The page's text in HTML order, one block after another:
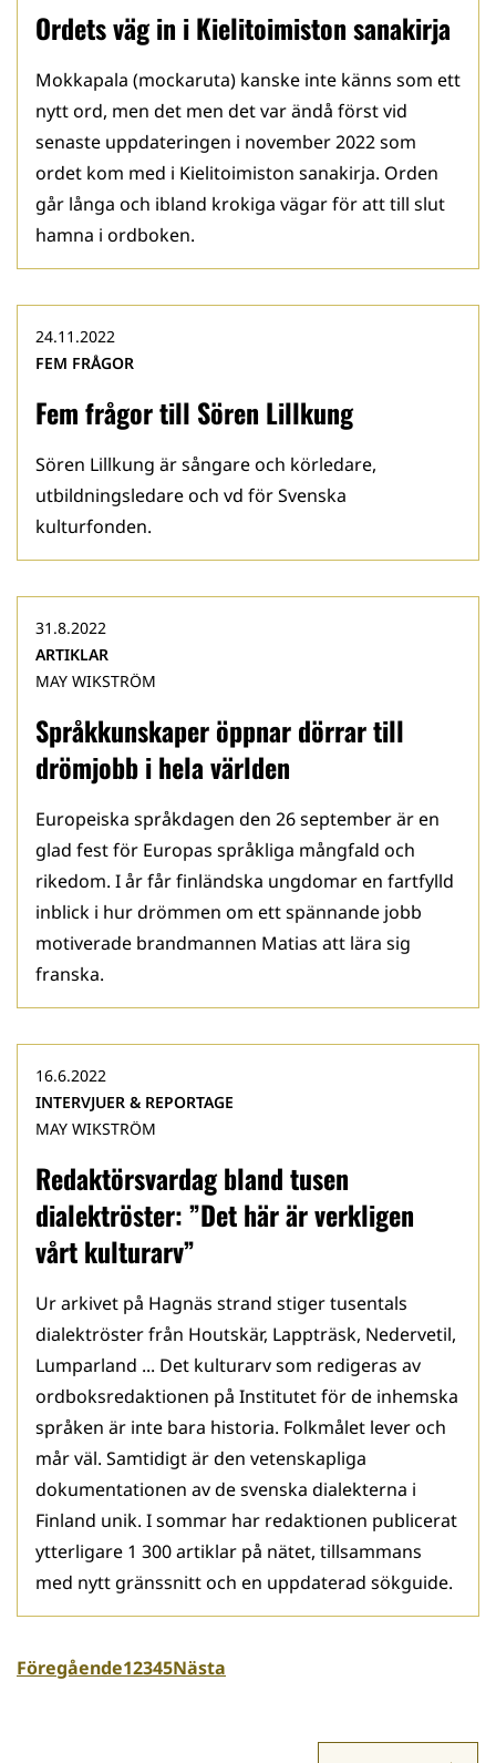
Ordets väg in i Kielitoimiston sanakirja
Mokkapala (mockaruta) kanske inte känns som ett
nytt ord, men det men det var ändå först vid
senaste uppdateringen i november 2022 som
ordet kom med i Kielitoimiston sanakirja. Orden
går långa och ibland krokiga vägar för att till slut
hamna i ordboken.
Fem frågor till Sören Lillkung
24.11.2022
FEM FRÅGOR
Sören Lillkung är sångare och körledare,
utbildningsledare och vd för Svenska
kulturfonden.
Språkkunskaper öppnar dörrar till
drömjobb i hela världen
31.8.2022
ARTIKLAR
MAY WIKSTRÖM
Europeiska språkdagen den 26 september är en
glad fest för Europas språkliga mångfald och
rikedom. I år får finländska ungdomar en fartfylld
inblick i hur drömmen om ett spännande jobb
motiverade brandmannen Matias att lära sig
franska.
Redaktörsvardag bland tusen
dialektröster: ”Det här är verkligen
vårt kulturarv”
16.6.2022
INTERVJUER & REPORTAGE
MAY WIKSTRÖM
Ur arkivet på Hagnäs strand stiger tusentals
dialektröster från Houtskär, Lappträsk, Nedervetil,
Lumparland ... Det kulturarv som redigeras av
ordboksredaktionen på Institutet för de inhemska
språken är inte bara historia. Folkmålet lever och
mår väl. Samtidigt är den vetenskapliga
dokumentationen av de svenska dialekterna i
Finland unik. I sommar har redaktionen publicerat
ytterligare 1 300 artiklar på nätet, tillsammans
med nytt gränssnitt och en uppdaterad sökguide.
Föregående12345Nästa